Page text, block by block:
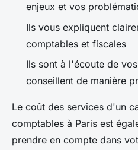
enjeux et vos
Ils vous expliquent
comptables et fiscales
Ils sont à l'écoute de
conseillent de manière
Le coût des services d'un
comptables à Paris est
prendre en compte dans